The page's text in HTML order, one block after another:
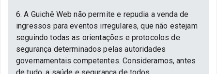
6. A Guichê Web não permite e repudia a venda de
ingressos para eventos irregulares, que não estejam
seguindo todas as orientações e protocolos de
segurança determinados pelas autoridades
governamentais competentes. Consideramos, antes